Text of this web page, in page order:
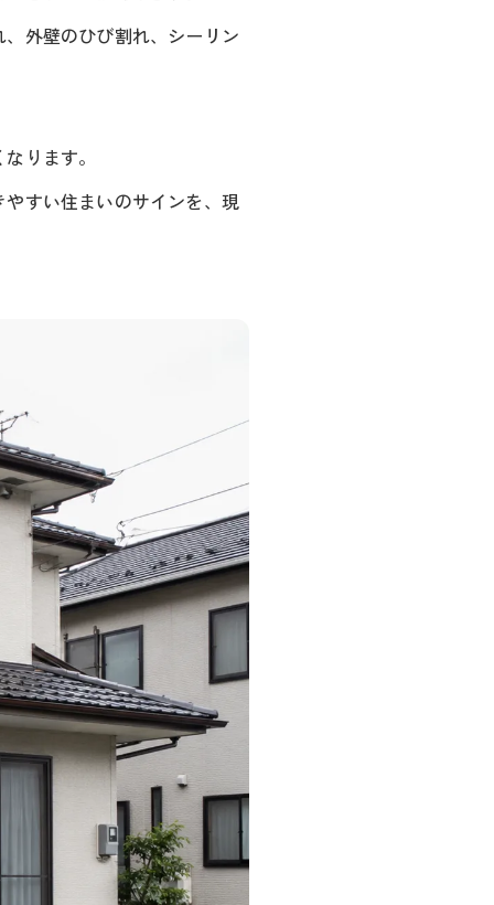
外壁のひび割れ、シーリン
ります。
すい住まいのサインを、現